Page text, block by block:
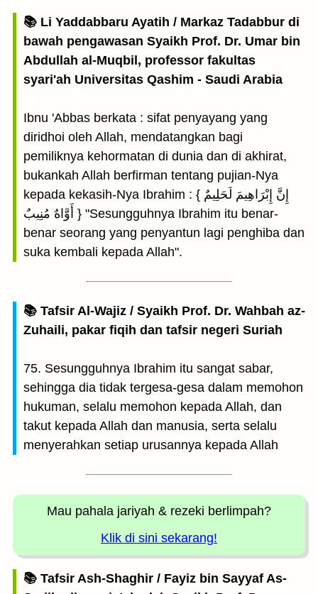
📚 Li Yaddabbaru Ayatih / Markaz Tadabbur di
bawah pengawasan Syaikh Prof. Dr. Umar bin
Abdullah al-Muqbil, professor fakultas
syari'ah Universitas Qashim - Saudi Arabia
Ibnu 'Abbas berkata : sifat penyayang yang
diridhoi oleh Allah, mendatangkan bagi
pemiliknya kehormatan di dunia dan di akhirat,
bukankah Allah berfirman tentang pujian-Nya
kepada kekasih-Nya Ibrahim : { إِنَّ إِبْرَاهِيمَ لَحَلِيمٌ
أَوَّاهٌ مُنِيبٌ } "Sesungguhnya Ibrahim itu benar-
benar seorang yang penyantun lagi penghiba dan
suka kembali kepada Allah".
📚 Tafsir Al-Wajiz / Syaikh Prof. Dr. Wahbah az-
Zuhaili, pakar fiqih dan tafsir negeri Suriah
75. Sesungguhnya Ibrahim itu sangat sabar,
sehingga dia tidak tergesa-gesa dalam memohon
hukuman, selalu memohon kepada Allah, dan
takut kepada Allah dan manusia, serta selalu
menyerahkan setiap urusannya kepada Allah
Mau pahala jariyah & rezeki berlimpah?
Klik di sini sekarang!
📚 Tafsir Ash-Shaghir / Fayiz bin Sayyaf As-